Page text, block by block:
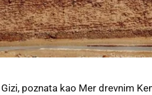
poznata kao Mer drevnim